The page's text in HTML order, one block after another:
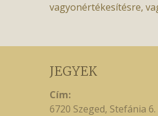
vagyonértékesítésre,
JEGYEK
Cím:
6720 Szeged, Stefánia 6.